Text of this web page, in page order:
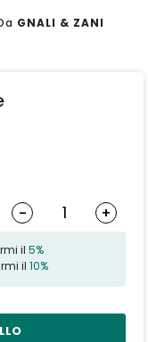
GNALI & ZANI
- +
il 5%
il 10%